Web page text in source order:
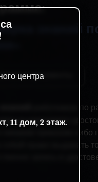
центра
11 дом, 2 этаж.
знаний
документы
работников по
выдаваемого
никаким приказом
право выдавать
запись в